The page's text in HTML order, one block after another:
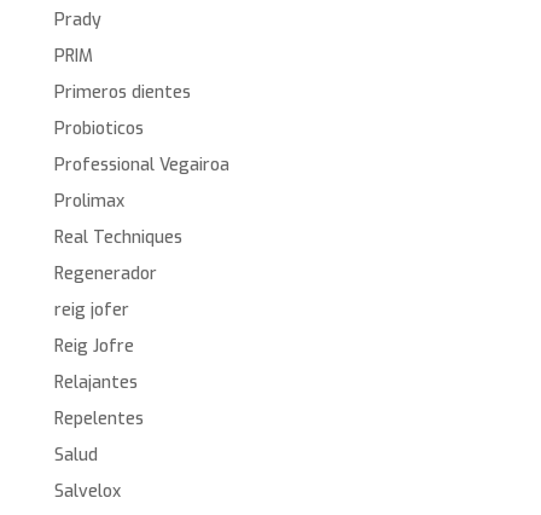
Prady
PRIM
Primeros dientes
Probioticos
Professional Vegairoa
Prolimax
Real Techniques
Regenerador
reig jofer
Reig Jofre
Relajantes
Repelentes
Salud
Salvelox